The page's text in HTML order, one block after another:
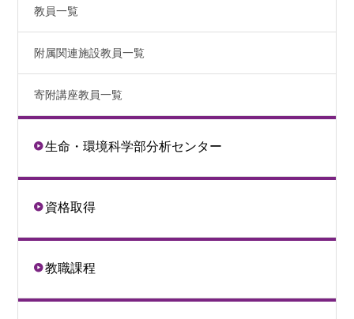
教員一覧
附属関連施設教員一覧
寄附講座教員一覧
生命・環境科学部分析センター
資格取得
教職課程